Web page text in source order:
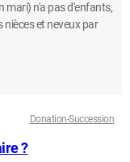
mari) n'a pas d'enfants,
nièces et neveux par
Donation-Succession
?